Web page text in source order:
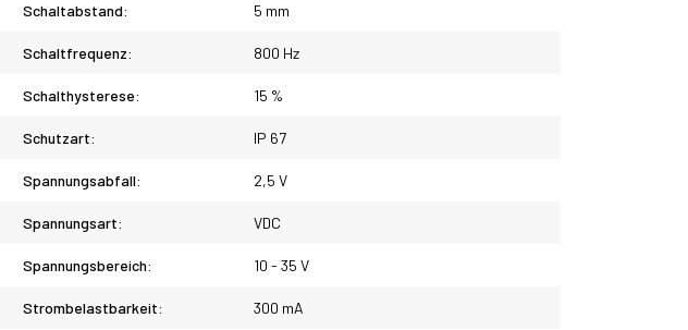
Schaltabstand: 5 mm
Schaltfrequenz: 800 Hz
Schalthysterese: 15 %
Schutzart: IP 67
Spannungsabfall: 2,5 V
Spannungsart: VDC
Spannungsbereich: 10 - 35 V
Strombelastbarkeit: 300 mA